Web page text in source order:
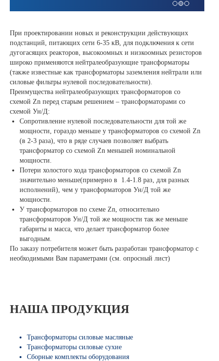
При проектировании новых и реконструкции действующих
подстанций, питающих сети 6-35 кВ, для подключения к сети
дугогасящих реакторов, высокоомных и низкоомных резисторов
широко применяются нейтралеобразующие трансформаторы
(также известные как трансформаторы заземления нейтрали или
силовые фильтры нулевой последовательности).
Преимущества нейтралеобразующих трансформаторов со
схемой Zn перед старым решением – трансформаторами со
схемой Ун/Д:
Сопротивление нулевой последовательности для той же
мощности, гораздо меньше у трансформаторов со схемой Zn
(в 2-3 раза), что в ряде случаев позволяет выбрать
трансформатор со схемой Zn меньшей номинальной
мощности.
Потери холостого хода трансформаторов со схемой Zn
значительно меньше(примерно в 1.4-1.8 раз, для разных
исполнений), чем у трансформаторов Ун/Д той же
мощности.
У трансформаторов по схеме Zn, относительно
трансформаторов Ун/Д той же мощности так же меньше
габариты и масса, что делает трансформатор более
выгодным.
По заказу потребителя может быть разработан трансформатор с
необходимыми Вам параметрами (см. опросный лист)
НАША ПРОДУКЦИЯ
Трансформаторы силовые масляные
Трансформаторы силовые сухие
Сборные комплекты оборудования